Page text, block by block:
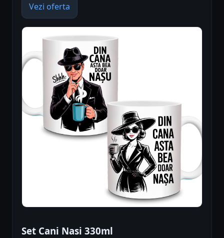
Vezi oferta
Set Cani Nasi 330ml